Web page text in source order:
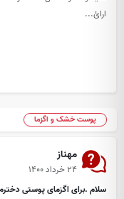
ارائ...
پوست خشک و اگزما
مهناز
۲۴ خرداد ۱۴۰۰
سلام .برای اگزمای پوستی